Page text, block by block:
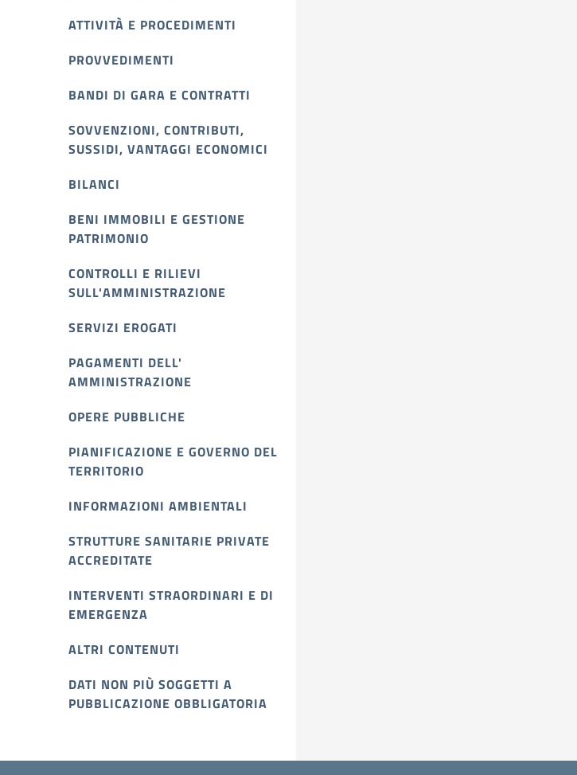
ATTIVITÀ E PROCEDIMENTI
PROVVEDIMENTI
BANDI DI GARA E CONTRATTI
SOVVENZIONI, CONTRIBUTI,
SUSSIDI, VANTAGGI ECONOMICI
BILANCI
BENI IMMOBILI E GESTIONE
PATRIMONIO
CONTROLLI E RILIEVI
SULL'AMMINISTRAZIONE
SERVIZI EROGATI
PAGAMENTI DELL'
AMMINISTRAZIONE
OPERE PUBBLICHE
PIANIFICAZIONE E GOVERNO DEL
TERRITORIO
INFORMAZIONI AMBIENTALI
STRUTTURE SANITARIE PRIVATE
ACCREDITATE
INTERVENTI STRAORDINARI E DI
EMERGENZA
ALTRI CONTENUTI
DATI NON PIÙ SOGGETTI A
PUBBLICAZIONE OBBLIGATORIA